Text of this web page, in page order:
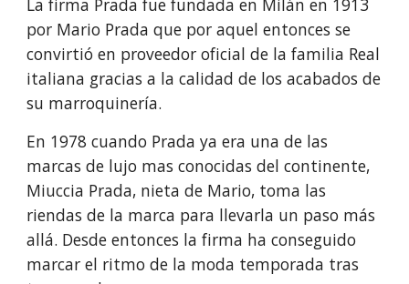
La firma Prada fue fundada en Milán en 1913
por Mario Prada que por aquel entonces se
convirtió en proveedor oficial de la familia Real
italiana gracias a la calidad de los acabados de
su marroquinería.
En 1978 cuando Prada ya era una de las
marcas de lujo mas conocidas del continente,
Miuccia Prada, nieta de Mario, toma las
riendas de la marca para llevarla un paso más
allá. Desde entonces la firma ha conseguido
marcar el ritmo de la moda temporada tras